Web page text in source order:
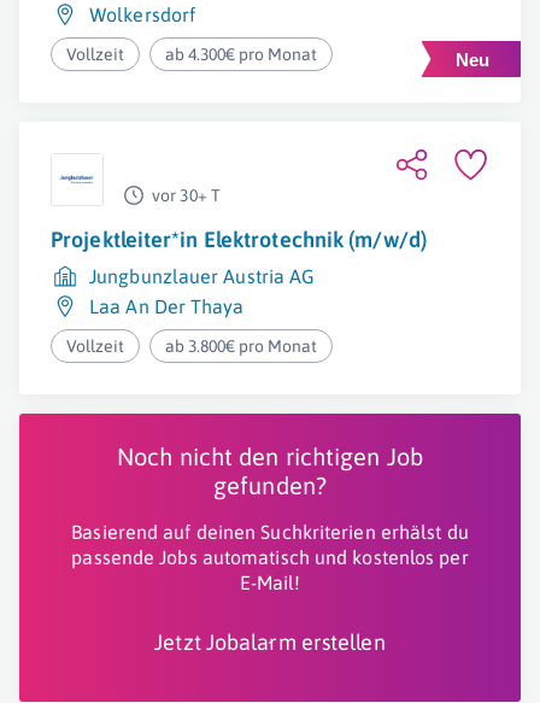
Wolkersdorf
Vollzeit ab 4.300€ pro Monat
vor 30+ T
Projektleiter*in Elektrotechnik (m/w/d)
Jungbunzlauer Austria AG
Laa An Der Thaya
Vollzeit ab 3.800€ pro Monat
Noch nicht den richtigen Job
gefunden?
Basierend auf deinen Suchkriterien erhälst du
passende Jobs automatisch und kostenlos per
E-Mail!
Jetzt Jobalarm erstellen